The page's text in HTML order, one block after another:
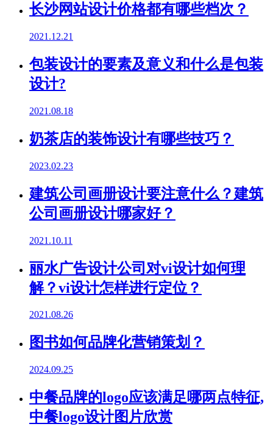
长沙网站设计价格都有哪些档次？
2021.12.21
包装设计的要素及意义和什么是包装
设计?
2021.08.18
奶茶店的装饰设计有哪些技巧？
2023.02.23
建筑公司画册设计要注意什么？建筑
公司画册设计哪家好？
2021.10.11
丽水广告设计公司对vi设计如何理
解？vi设计怎样进行定位？
2021.08.26
图书如何品牌化营销策划？
2024.09.25
中餐品牌的logo应该满足哪两点特征,
中餐logo设计图片欣赏